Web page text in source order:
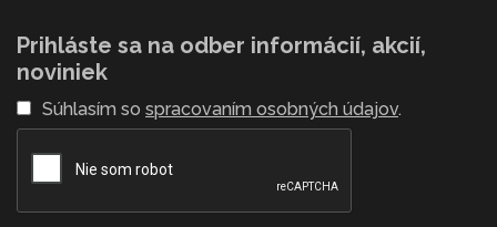
Prihláste sa na odber informácií, akcií,
noviniek
Súhlasím so spracovaním osobných údajov.